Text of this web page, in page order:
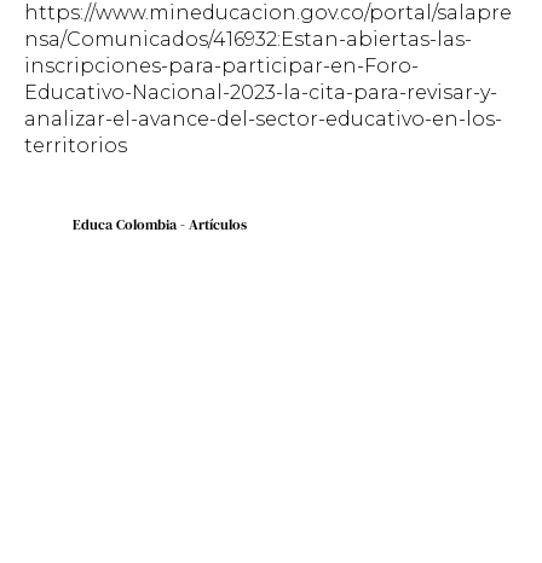
https://www.mineducacion.gov.co/portal/salapre
nsa/Comunicados/416932:Estan-abiertas-las-
inscripciones-para-participar-en-Foro-
Educativo-Nacional-2023-la-cita-para-revisar-y-
analizar-el-avance-del-sector-educativo-en-los-
territorios
Educa Colombia - Artículos